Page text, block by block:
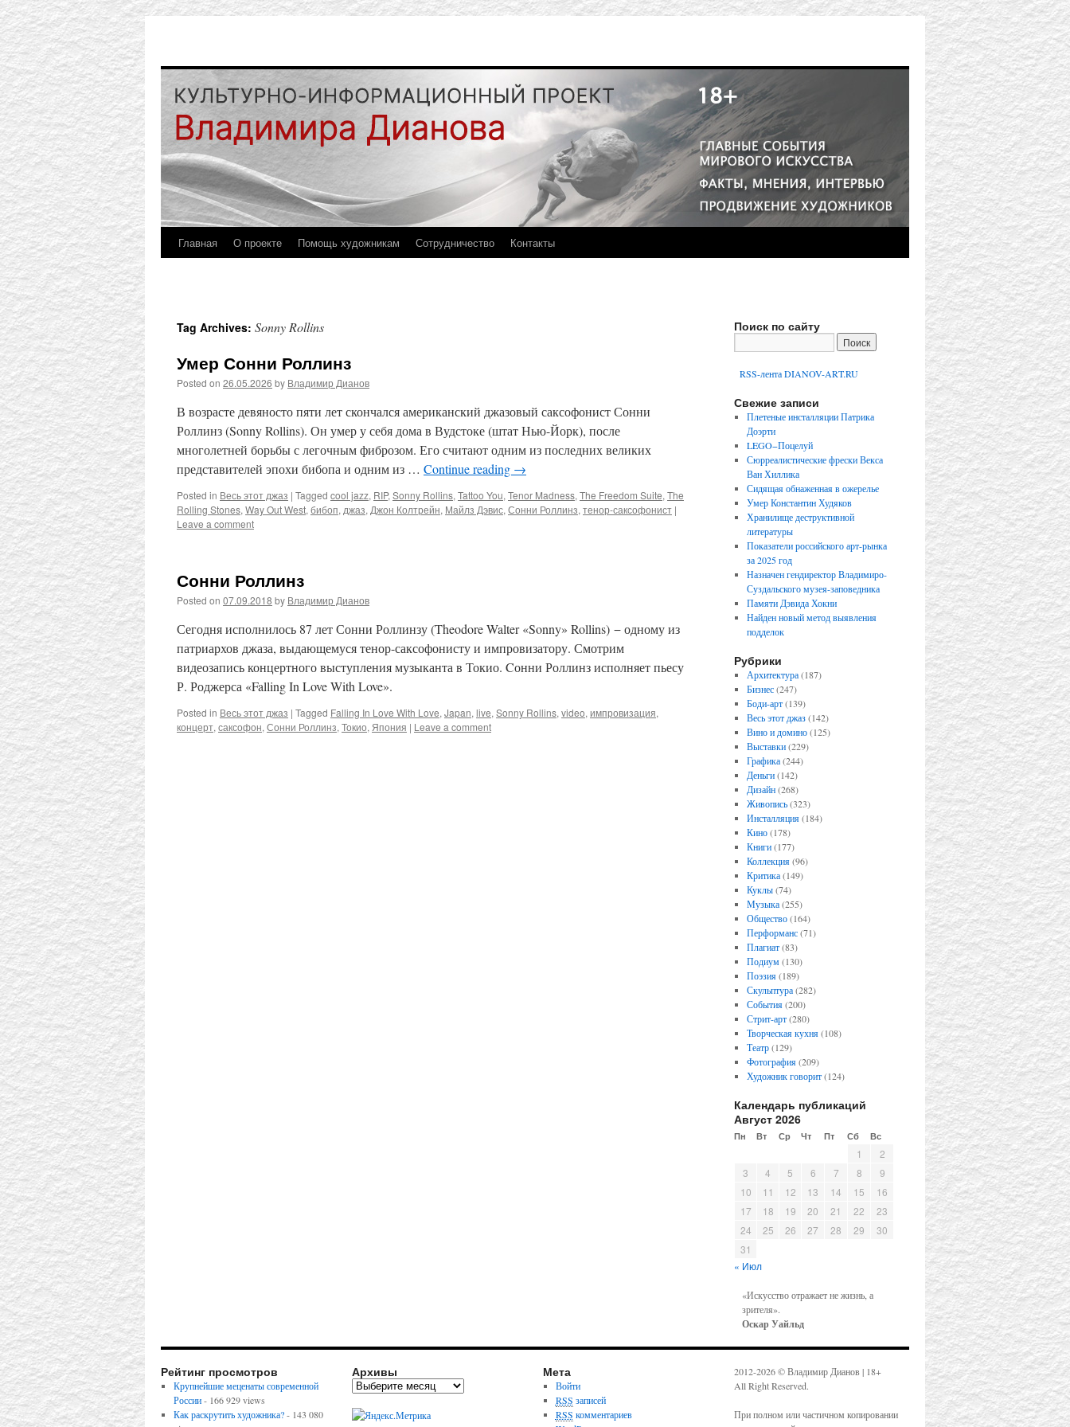
Главная О проекте Помощь художникам Сотрудничество Контакты
Tag Archives: Sonny Rollins
Умер Сонни Роллинз
Posted on 26.05.2026 by Владимир Дианов
В возрасте девяносто пяти лет скончался американский джазовый саксофонист Сонни
Роллинз (Sonny Rollins). Он умер у себя дома в Вудстоке (штат Нью-Йорк), после
многолетней борьбы с легочным фиброзом. Его считают одним из последних великих
представителей эпохи бибопа и одним из … Continue reading →
Posted in Весь этот джаз | Tagged cool jazz, RIP, Sonny Rollins, Tattoo You, Tenor Madness, The Freedom Suite, The
Rolling Stones, Way Out West, бибоп, джаз, Джон Колтрейн, Майлз Дэвис, Сонни Роллинз, тенор-саксофонист |
Leave a comment
Сонни Роллинз
Posted on 07.09.2018 by Владимир Дианов
Сегодня исполнилось 87 лет Сонни Роллинзу (Theodore Walter «Sonny» Rollins) − одному из
патриархов джаза, выдающемуся тенор-саксофонисту и импровизатору. Смотрим
видеозапись концертного выступления музыканта в Токио. Cонни Роллинз исполняет пьесу
Р. Роджерса «Falling In Love With Love».
Posted in Весь этот джаз | Tagged Falling In Love With Love, Japan, live, Sonny Rollins, video, импровизация,
концерт, саксофон, Сонни Роллинз, Токио, Япония | Leave a comment
Поиск по сайту
RSS-лента DIANOV-ART.RU
Свежие записи
Плетеные инсталляции Патрика
Доэрти
LEGO−Поцелуй
Сюрреалистические фрески Векса
Ван Хиллика
Сидящая обнаженная в ожерелье
Умер Константин Худяков
Хранилище деструктивной
литературы
Показатели российского арт-рынка
за 2025 год
Назначен гендиректор Владимиро-
Суздальского музея-заповедника
Памяти Дэвида Хокни
Найден новый метод выявления
подделок
Рубрики
Архитектура(187)
Бизнес(247)
Боди-арт(139)
Весь этот джаз(142)
Вино и домино(125)
Выставки(229)
Графика(244)
Деньги(142)
Дизайн(268)
Живопись(323)
Инсталляция(184)
Кино(178)
Книги(177)
Коллекция(96)
Критика(149)
Куклы(74)
Музыка(255)
Общество(164)
Перформанс(71)
Плагиат(83)
Подиум(130)
Поэзия(189)
Скульптура(282)
События(200)
Стрит-арт(280)
Творческая кухня(108)
Театр(129)
Фотография(209)
Художник говорит(124)
Календарь публикаций
Август 2026
Пн Вт Ср Чт Пт Сб Вс
« Июл
1
2
3
4 5 6 7 8
9
10
11 12 13 14 15
16
17
18 19 20 21 22
23
24
25 26 27 28 29
30
31
«Искусство отражает не жизнь, а
зрителя».
Оскар Уайльд
Рейтинг просмотров
Крупнейшие меценаты современной
России- 166 929 views
Как раскрутить художника?- 143 080
Архивы Мета
Войти
RSS записей
RSS комментариев
2012-2026 © Владимир Дианов | 18+
All Right Reserved.
При полном или частичном копировании